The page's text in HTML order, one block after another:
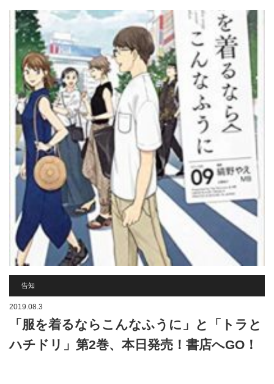
告知
2019.08.3
「服を着るならこんなふうに」と「トラと
ハチドリ」第2巻、本日発売！書店へGO！